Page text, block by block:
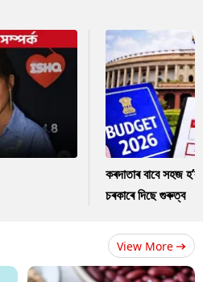
কৰদাতাৰ বাবে সহজ
চৰকাৰে দিছে গুৰুত্ব
View More